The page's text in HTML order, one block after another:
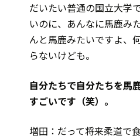
だいたい普通の国立大学
いのに、あんなに馬鹿み
んと馬鹿みたいですよ、
らないけども。
――自分たちで自分たちを
すごいです（笑）。
増田：だって将来柔道で